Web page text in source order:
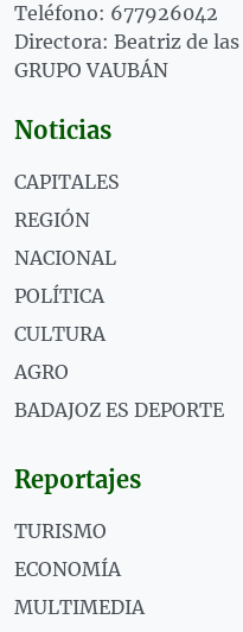
Teléfono: 677926042
Directora: Beatriz de las
GRUPO VAUBÁN
Noticias
CAPITALES
REGIÓN
NACIONAL
POLÍTICA
CULTURA
AGRO
BADAJOZ ES DEPORTE
Reportajes
TURISMO
ECONOMÍA
MULTIMEDIA